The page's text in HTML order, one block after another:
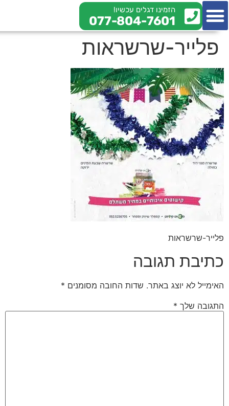
הזמינו דגלים עכשיו!
077-804-7601
פלייר-שרשראות
פלייר-שרשראות
כתיבת תגובה
האימייל לא יוצג באתר. שדות החובה מסומנים *
התגובה שלך *